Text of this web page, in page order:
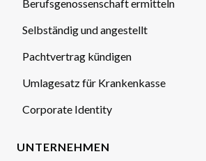
Berufsgenossenschaft ermitteln
Selbständig und angestellt
Pachtvertrag kündigen
Umlagesatz für Krankenkasse
Corporate Identity
UNTERNEHMEN